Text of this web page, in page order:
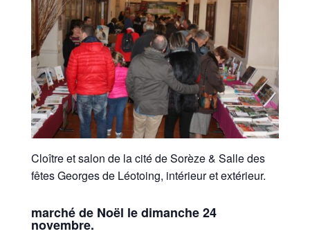
Cloître et salon de la cité de Sorèze & Salle des
fêtes Georges de Léotoing, intérieur et extérieur.
marché de Noël le dimanche 24
novembre.